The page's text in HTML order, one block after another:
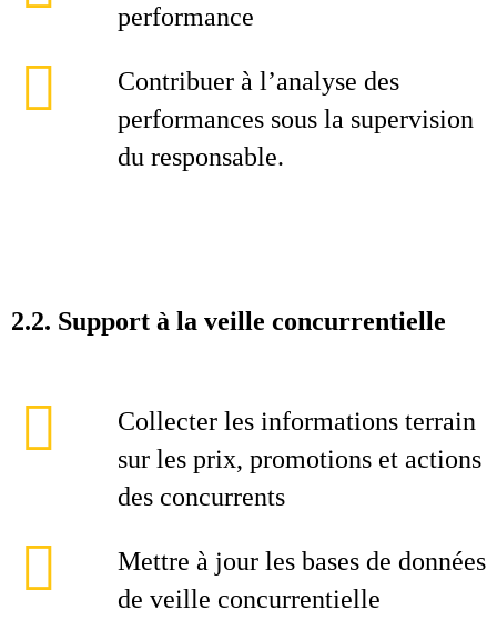
performance
Contribuer à l’analyse des
performances sous la supervision
du responsable.
2.2. Support à la veille concurrentielle
Collecter les informations terrain
sur les prix, promotions et actions
des concurrents
Mettre à jour les bases de données
de veille concurrentielle